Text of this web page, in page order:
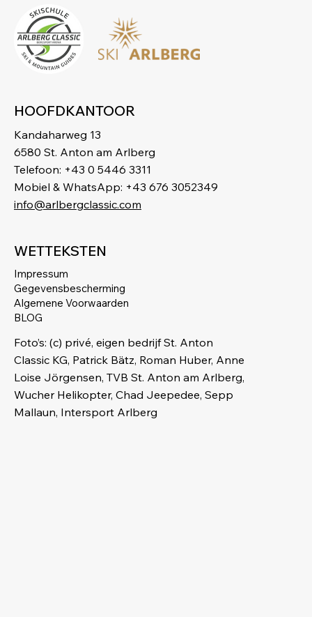
HOOFDKANTOOR
Kandaharweg 13
6580 St. Anton am Arlberg
Telefoon: +43 0 5446 3311
Mobiel & WhatsApp: +43 676 3052349
info@arlbergclassic.com
WETTEKSTEN
Impressum
Gegevensbescherming
Algemene Voorwaarden
BLOG
Foto’s: (c) privé, eigen bedrijf St. Anton
Classic KG, Patrick Bätz, Roman Huber, Anne
Loise Jörgensen, TVB St. Anton am Arlberg,
Wucher Helikopter, Chad Jeepedee, Sepp
Mallaun, Intersport Arlberg